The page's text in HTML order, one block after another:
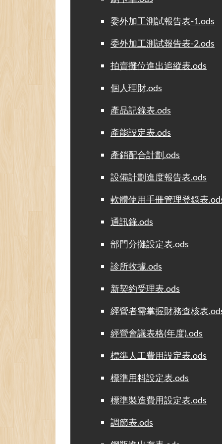
委外加工測試報告表-1.ods
委外加工測試報告表-2.ods
拍賣攤位進出追縱表.ods
個人理財.ods
產品記錄表.ods
產能設定表.ods
產銷配合計劃.ods
設備計劃進度報告表.ods
軟體使用手冊管理登錄表
通訊錄.ods
部門分攤設定表.ods
診所收據.ods
新契約受理表.ods
經營者需掌握財務查核表
經營會議表格(年度).ods
標準人工費用設定表.ods
標準用料設定表.ods
標準製造費用設定表.ods
調節表.ods